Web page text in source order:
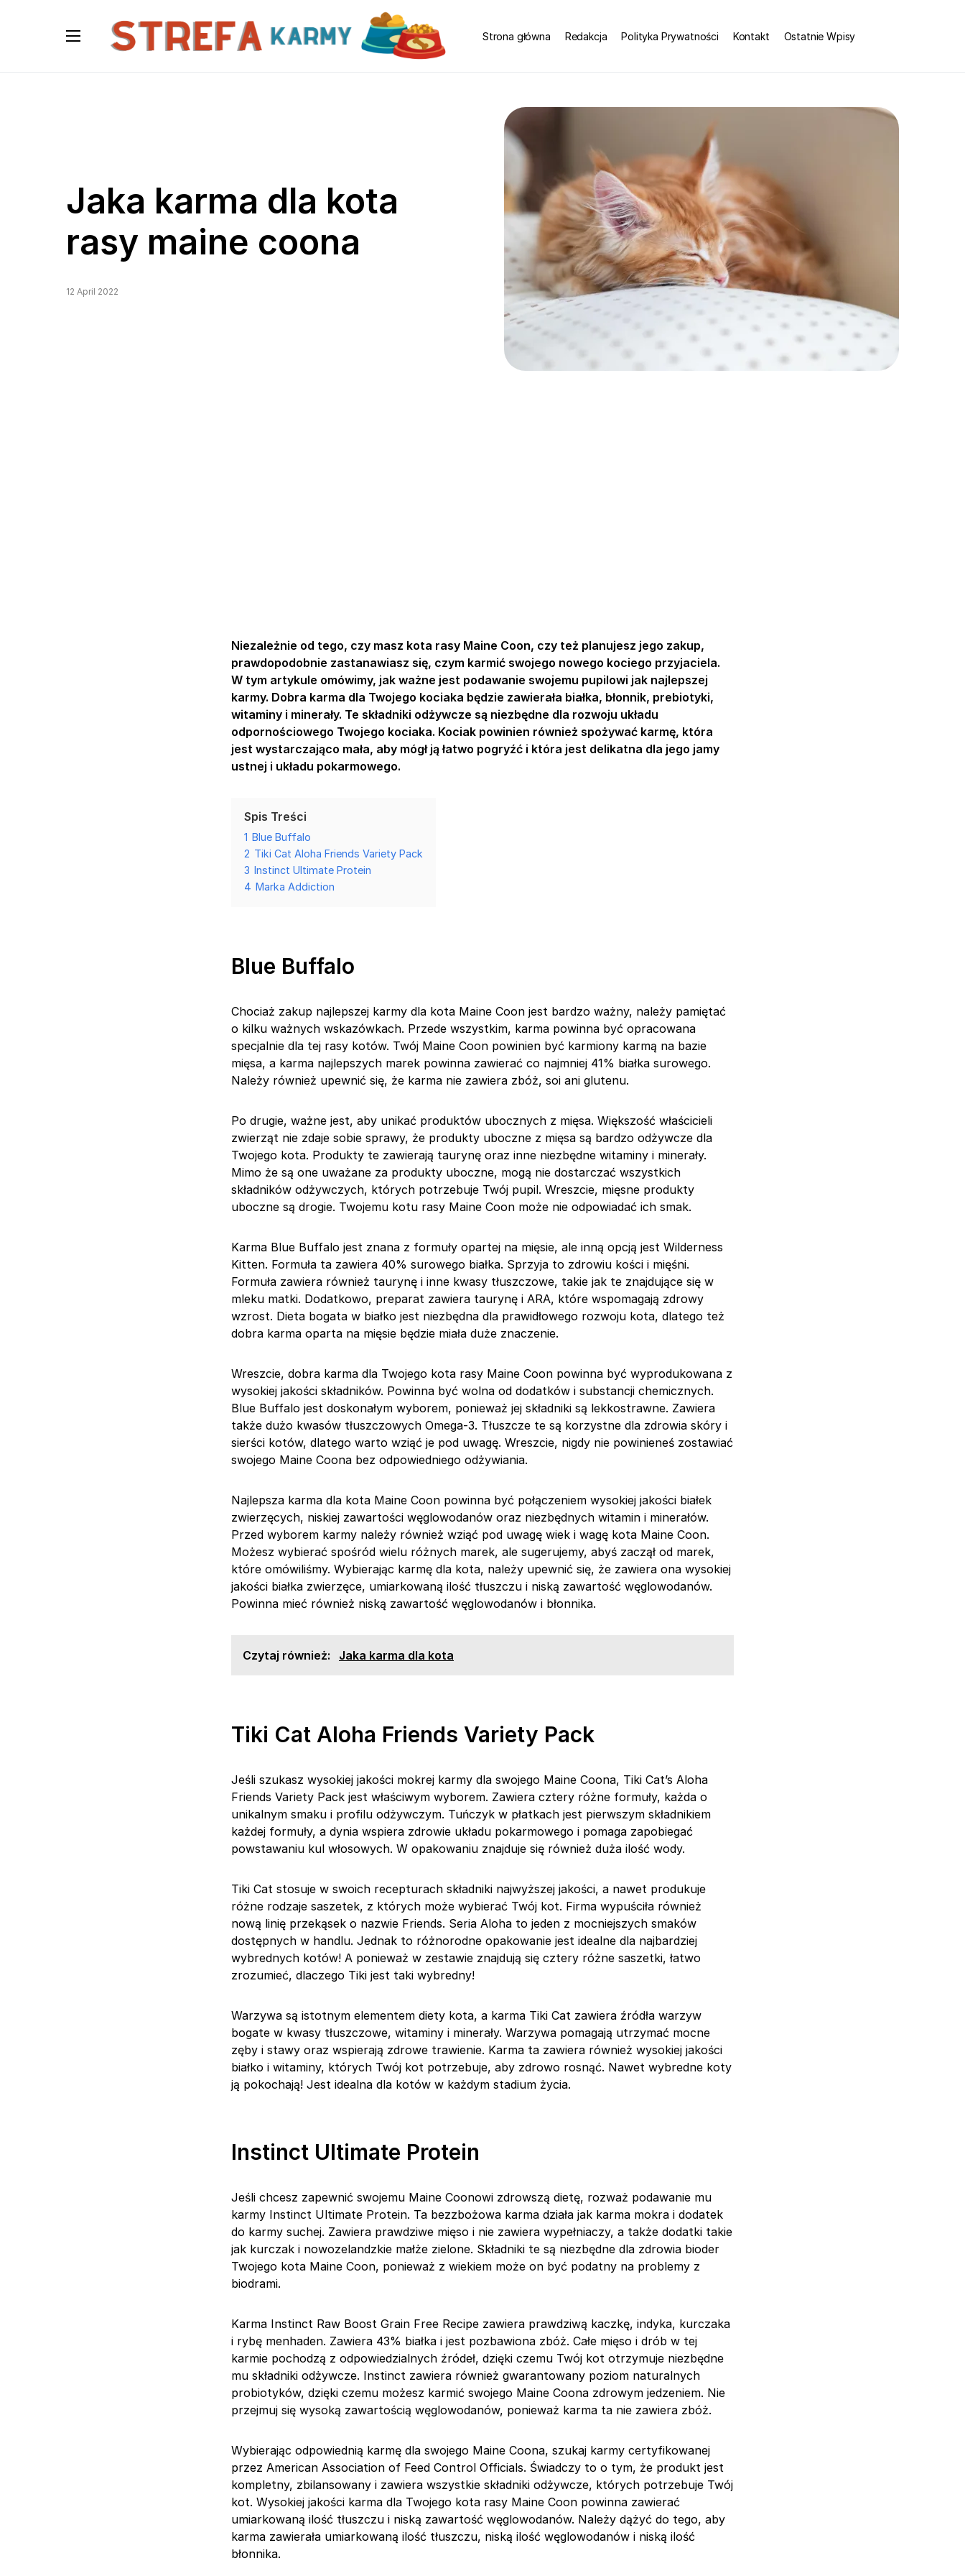
Strona główna Redakcja Polityka Prywatności Kontakt Ostatnie Wpisy
Jaka karma dla kota
rasy maine coona
12 April 2022
Niezależnie od tego, czy masz kota rasy Maine Coon, czy też planujesz jego zakup,
prawdopodobnie zastanawiasz się, czym karmić swojego nowego kociego przyjaciela.
W tym artykule omówimy, jak ważne jest podawanie swojemu pupilowi jak najlepszej
karmy. Dobra karma dla Twojego kociaka będzie zawierała białka, błonnik, prebiotyki,
witaminy i minerały. Te składniki odżywcze są niezbędne dla rozwoju układu
odpornościowego Twojego kociaka. Kociak powinien również spożywać karmę, która
jest wystarczająco mała, aby mógł ją łatwo pogryźć i która jest delikatna dla jego jamy
ustnej i układu pokarmowego.
Spis Treści
1 Blue Buffalo
2 Tiki Cat Aloha Friends Variety Pack
3 Instinct Ultimate Protein
4 Marka Addiction
Blue Buffalo
Chociaż zakup najlepszej karmy dla kota Maine Coon jest bardzo ważny, należy pamiętać
o kilku ważnych wskazówkach. Przede wszystkim, karma powinna być opracowana
specjalnie dla tej rasy kotów. Twój Maine Coon powinien być karmiony karmą na bazie
mięsa, a karma najlepszych marek powinna zawierać co najmniej 41% białka surowego.
Należy również upewnić się, że karma nie zawiera zbóż, soi ani glutenu.
Po drugie, ważne jest, aby unikać produktów ubocznych z mięsa. Większość właścicieli
zwierząt nie zdaje sobie sprawy, że produkty uboczne z mięsa są bardzo odżywcze dla
Twojego kota. Produkty te zawierają taurynę oraz inne niezbędne witaminy i minerały.
Mimo że są one uważane za produkty uboczne, mogą nie dostarczać wszystkich
składników odżywczych, których potrzebuje Twój pupil. Wreszcie, mięsne produkty
uboczne są drogie. Twojemu kotu rasy Maine Coon może nie odpowiadać ich smak.
Karma Blue Buffalo jest znana z formuły opartej na mięsie, ale inną opcją jest Wilderness
Kitten. Formuła ta zawiera 40% surowego białka. Sprzyja to zdrowiu kości i mięśni.
Formuła zawiera również taurynę i inne kwasy tłuszczowe, takie jak te znajdujące się w
mleku matki. Dodatkowo, preparat zawiera taurynę i ARA, które wspomagają zdrowy
wzrost. Dieta bogata w białko jest niezbędna dla prawidłowego rozwoju kota, dlatego też
dobra karma oparta na mięsie będzie miała duże znaczenie.
Wreszcie, dobra karma dla Twojego kota rasy Maine Coon powinna być wyprodukowana z
wysokiej jakości składników. Powinna być wolna od dodatków i substancji chemicznych.
Blue Buffalo jest doskonałym wyborem, ponieważ jej składniki są lekkostrawne. Zawiera
także dużo kwasów tłuszczowych Omega-3. Tłuszcze te są korzystne dla zdrowia skóry i
sierści kotów, dlatego warto wziąć je pod uwagę. Wreszcie, nigdy nie powinieneś zostawiać
swojego Maine Coona bez odpowiedniego odżywiania.
Najlepsza karma dla kota Maine Coon powinna być połączeniem wysokiej jakości białek
zwierzęcych, niskiej zawartości węglowodanów oraz niezbędnych witamin i minerałów.
Przed wyborem karmy należy również wziąć pod uwagę wiek i wagę kota Maine Coon.
Możesz wybierać spośród wielu różnych marek, ale sugerujemy, abyś zaczął od marek,
które omówiliśmy. Wybierając karmę dla kota, należy upewnić się, że zawiera ona wysokiej
jakości białka zwierzęce, umiarkowaną ilość tłuszczu i niską zawartość węglowodanów.
Powinna mieć również niską zawartość węglowodanów i błonnika.
Czytaj również: Jaka karma dla kota
Tiki Cat Aloha Friends Variety Pack
Jeśli szukasz wysokiej jakości mokrej karmy dla swojego Maine Coona, Tiki Cat’s Aloha
Friends Variety Pack jest właściwym wyborem. Zawiera cztery różne formuły, każda o
unikalnym smaku i profilu odżywczym. Tuńczyk w płatkach jest pierwszym składnikiem
każdej formuły, a dynia wspiera zdrowie układu pokarmowego i pomaga zapobiegać
powstawaniu kul włosowych. W opakowaniu znajduje się również duża ilość wody.
Tiki Cat stosuje w swoich recepturach składniki najwyższej jakości, a nawet produkuje
różne rodzaje saszetek, z których może wybierać Twój kot. Firma wypuściła również
nową linię przekąsek o nazwie Friends. Seria Aloha to jeden z mocniejszych smaków
dostępnych w handlu. Jednak to różnorodne opakowanie jest idealne dla najbardziej
wybrednych kotów! A ponieważ w zestawie znajdują się cztery różne saszetki, łatwo
zrozumieć, dlaczego Tiki jest taki wybredny!
Warzywa są istotnym elementem diety kota, a karma Tiki Cat zawiera źródła warzyw
bogate w kwasy tłuszczowe, witaminy i minerały. Warzywa pomagają utrzymać mocne
zęby i stawy oraz wspierają zdrowe trawienie. Karma ta zawiera również wysokiej jakości
białko i witaminy, których Twój kot potrzebuje, aby zdrowo rosnąć. Nawet wybredne koty
ją pokochają! Jest idealna dla kotów w każdym stadium życia.
Instinct Ultimate Protein
Jeśli chcesz zapewnić swojemu Maine Coonowi zdrowszą dietę, rozważ podawanie mu
karmy Instinct Ultimate Protein. Ta bezzbożowa karma działa jak karma mokra i dodatek
do karmy suchej. Zawiera prawdziwe mięso i nie zawiera wypełniaczy, a także dodatki takie
jak kurczak i nowozelandzkie małże zielone. Składniki te są niezbędne dla zdrowia bioder
Twojego kota Maine Coon, ponieważ z wiekiem może on być podatny na problemy z
biodrami.
Karma Instinct Raw Boost Grain Free Recipe zawiera prawdziwą kaczkę, indyka, kurczaka
i rybę menhaden. Zawiera 43% białka i jest pozbawiona zbóż. Całe mięso i drób w tej
karmie pochodzą z odpowiedzialnych źródeł, dzięki czemu Twój kot otrzymuje niezbędne
mu składniki odżywcze. Instinct zawiera również gwarantowany poziom naturalnych
probiotyków, dzięki czemu możesz karmić swojego Maine Coona zdrowym jedzeniem. Nie
przejmuj się wysoką zawartością węglowodanów, ponieważ karma ta nie zawiera zbóż.
Wybierając odpowiednią karmę dla swojego Maine Coona, szukaj karmy certyfikowanej
przez American Association of Feed Control Officials. Świadczy to o tym, że produkt jest
kompletny, zbilansowany i zawiera wszystkie składniki odżywcze, których potrzebuje Twój
kot. Wysokiej jakości karma dla Twojego kota rasy Maine Coon powinna zawierać
umiarkowaną ilość tłuszczu i niską zawartość węglowodanów. Należy dążyć do tego, aby
karma zawierała umiarkowaną ilość tłuszczu, niską ilość węglowodanów i niską ilość
błonnika.